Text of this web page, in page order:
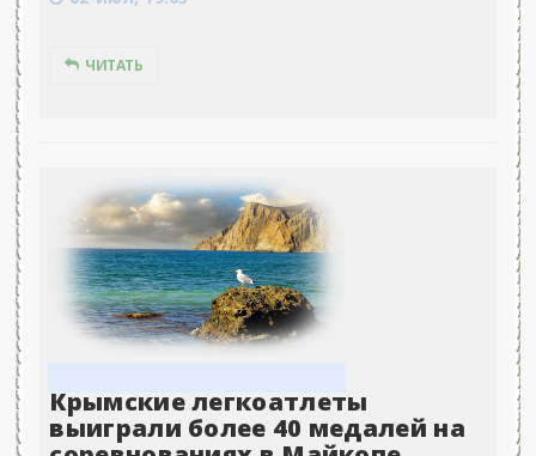
ЧИТАТЬ
Крымские легкоатлеты
выиграли более 40 медалей на